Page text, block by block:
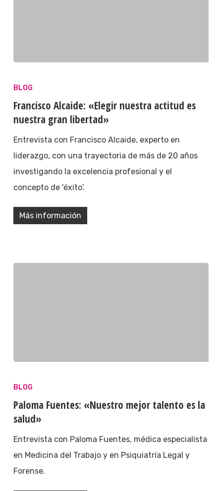
BLOG
Francisco Alcaide: «Elegir nuestra actitud es
nuestra gran libertad»
Entrevista con Francisco Alcaide, experto en
liderazgo, con una trayectoria de más de 20 años
investigando la excelencia profesional y el
concepto de 'éxito'.
Más información
BLOG
Paloma Fuentes: «Nuestro mejor talento es la
salud»
Entrevista con Paloma Fuentes, médica especialista
en Medicina del Trabajo y en Psiquiatría Legal y
Forense.